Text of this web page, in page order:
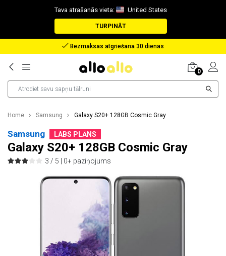
Tava atrašanās vieta: United States
TURPINĀT
Atlīdzība nozaudētas pakas gadījumā
0
Home Samsung Galaxy S20+ 128GB Cosmic Gray
Samsung LABS PLĀNS
Galaxy S20+ 128GB Cosmic Gray
3 / 5 | 0+ paziņojums